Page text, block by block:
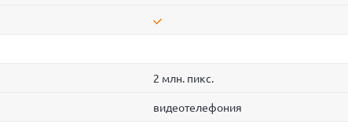
2 млн. пикс.
видеотелефония